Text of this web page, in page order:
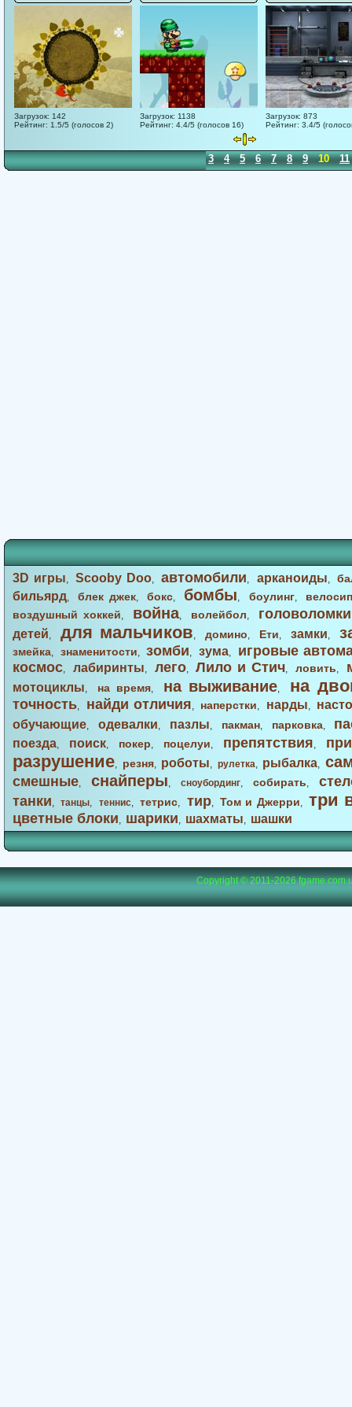
Загрузок: 142
Рейтинг: 1.5/5 (голосов 2)
Загрузок: 1138
Рейтинг: 4.4/5 (голосов 16)
Загрузок: 873
Рейтинг: 3.4/5
1 2 3 4 5 6 7 8 9 10 11
3D игры,Scooby Doo,автомобили, арканоиды,
бильярд,блек джек,бокс, бомбы, боулинг,
воздушный хоккей, война, волейбол, головоломки
детей, для мальчиков, домино, Ети, замки,
змейка, знаменитости,зомби, зума,
игровые
космос, лабиринты, лего,Лило и Стич,ловить,
мотоциклы, на время, на выживание, на
точность, найди отличия, наперстки, нарды,
обучающие, одевалки, пазлы, пакман, парковка,
поезда, поиск, покер, поцелуи, препятствия,
разрушение, резня, роботы, рулетка, рыбалка,
смешные, снайперы, сноубординг, собирать,
танки,танцы, теннис,тетрис, тир,Том и Джерри, три
цветные блоки, шарики, шахматы, шашки
Copyright © 2011-2026